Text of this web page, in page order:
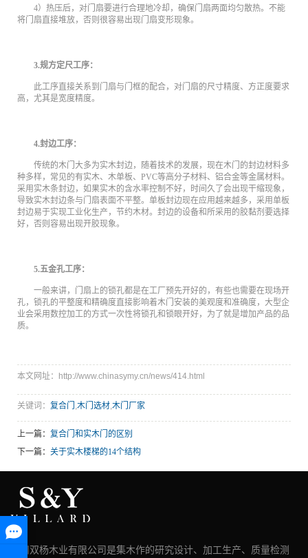
4）热压后，对门扇要进行合理地冷却，确保门扇两面均匀散热。不能
将门扇直接堆放，否则很容易出现门扇变形现象。
3.规方定尺工序：
此工序直接关系到门扇与门框的配合，对门扇的尺寸精度、方正度要求
高，尤其是宽度精度。
4.封边工序：
传统的木门大多为实木封边，随着技术的发展，现在木门的封边材料多
种多样，常见的有实木、木单板、PVC等高分子材料、铝合金等金属材料。
采用实木条封边，如果实木的含水率控制不好，时间久了会出现干缩现象，
导致实木封边条与门扇表面不平整。单板封边现在应用越来越多，采用单板
封边易于实现工业化生产，节约木材。封边的设备和所采用的胶黏剂要选择
好，否则容易出现开胶现象。
5.五金孔工序：
一般来讲，门扇上的锁孔都是在工厂预先开好的，有些也需要在现场开
孔，锁孔的平整度和精确度直接影响着木门安装的美观度和准确度，大型企
业会采用数控加工的方式一次性将锁孔和锁眼开好，为了就是增加产品的品
质。
本文网址：http://www.chinasymy.cn/news/414.html
关键词： 复合门 ,木门选材,木门厂家
上一篇： 复合门和实木门的区别
下一篇： 关于实木楼梯的14个结构
湖州双杨木业有限公司是集木作的研究设计、加工生产、质量检测